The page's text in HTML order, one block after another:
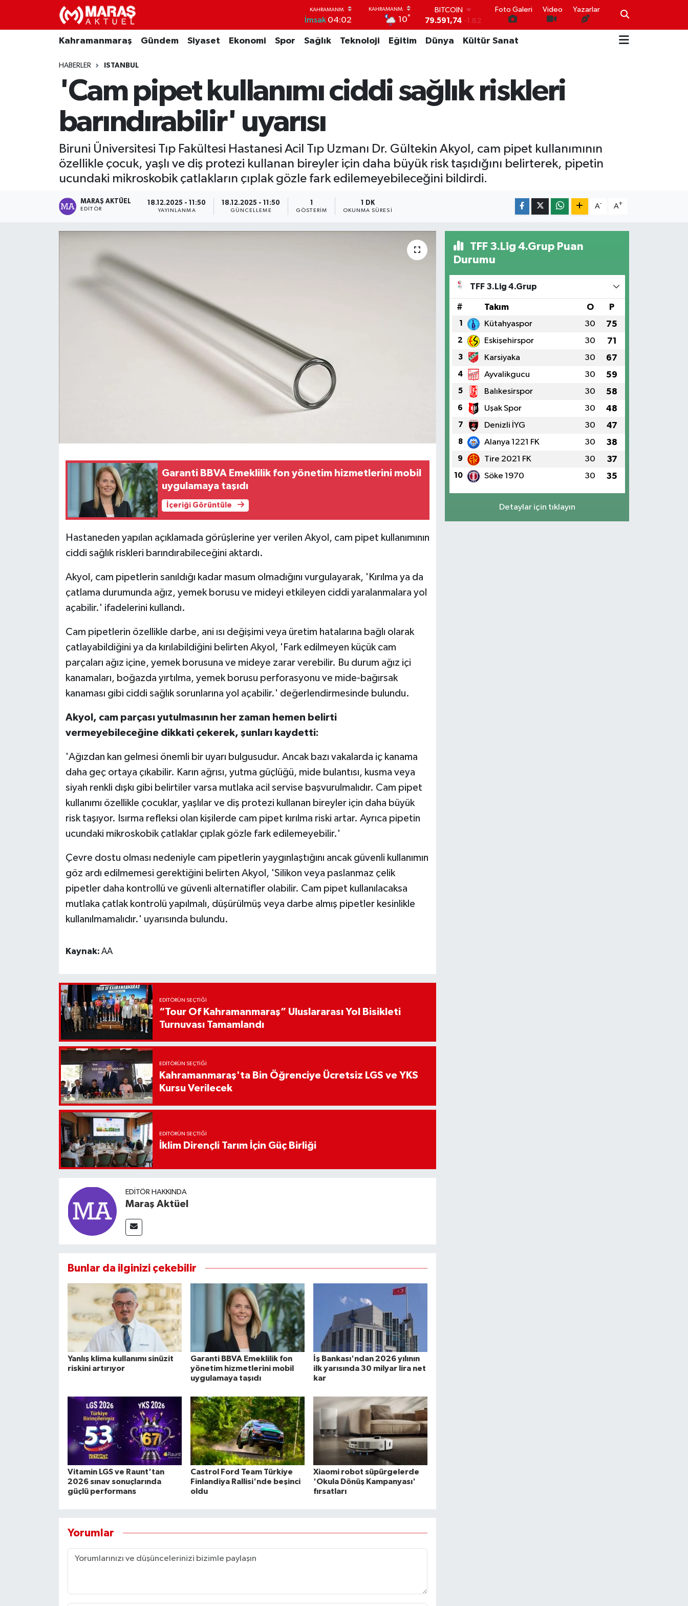
İmsak 04:02 10°
79.591,74
DOLAR
45,43620
0.02
EURO
61,60380
G.ALTIN
6862,09000 0.19
Foto Galeri Video Yazarlar
Kahramanmaraş Gündem Siyaset Ekonomi Spor Sağlık Teknoloji Eğitim Dünya Kültür Sanat
HABERLER ISTANBUL
'Cam pipet kullanımı ciddi sağlık riskleri
barındırabilir' uyarısı
Biruni Üniversitesi Tıp Fakültesi Hastanesi Acil Tıp Uzmanı Dr. Gültekin Akyol, cam pipet kullanımının
özellikle çocuk, yaşlı ve diş protezi kullanan bireyler için daha büyük risk taşıdığını belirterek, pipetin
ucundaki mikroskobik çatlakların çıplak gözle fark edilemeyebileceğini bildirdi.
MARAŞ AKTÜEL
EDITÖR
18.12.2025 - 11:50
YAYINLANMA
18.12.2025 - 11:50
GÜNCELLEME
1
GÖSTERIM
1 DK
OKUNMA SÜRESI
A- A+
Garanti BBVA Emeklilik fon yönetim hizmetlerini mobil
uygulamaya taşıdı
İçeriği Görüntüle
Hastaneden yapılan açıklamada görüşlerine yer verilen Akyol, cam pipet kullanımının
ciddi sağlık riskleri barındırabileceğini aktardı.
Akyol, cam pipetlerin sanıldığı kadar masum olmadığını vurgulayarak, 'Kırılma ya da
çatlama durumunda ağız, yemek borusu ve mideyi etkileyen ciddi yaralanmalara yol
açabilir.' ifadelerini kullandı.
Cam pipetlerin özellikle darbe, ani ısı değişimi veya üretim hatalarına bağlı olarak
çatlayabildiğini ya da kırılabildiğini belirten Akyol, 'Fark edilmeyen küçük cam
parçaları ağız içine, yemek borusuna ve mideye zarar verebilir. Bu durum ağız içi
kanamaları, boğazda yırtılma, yemek borusu perforasyonu ve mide-bağırsak
kanaması gibi ciddi sağlık sorunlarına yol açabilir.' değerlendirmesinde bulundu.
Akyol, cam parçası yutulmasının her zaman hemen belirti
vermeyebileceğine dikkati çekerek, şunları kaydetti:
'Ağızdan kan gelmesi önemli bir uyarı bulgusudur. Ancak bazı vakalarda iç kanama
daha geç ortaya çıkabilir. Karın ağrısı, yutma güçlüğü, mide bulantısı, kusma veya
siyah renkli dışkı gibi belirtiler varsa mutlaka acil servise başvurulmalıdır. Cam pipet
kullanımı özellikle çocuklar, yaşlılar ve diş protezi kullanan bireyler için daha büyük
risk taşıyor. Isırma refleksi olan kişilerde cam pipet kırılma riski artar. Ayrıca pipetin
ucundaki mikroskobik çatlaklar çıplak gözle fark edilemeyebilir.'
Çevre dostu olması nedeniyle cam pipetlerin yaygınlaştığını ancak güvenli kullanımın
göz ardı edilmemesi gerektiğini belirten Akyol, 'Silikon veya paslanmaz çelik
pipetler daha kontrollü ve güvenli alternatifler olabilir. Cam pipet kullanılacaksa
mutlaka çatlak kontrolü yapılmalı, düşürülmüş veya darbe almış pipetler kesinlikle
kullanılmamalıdır.' uyarısında bulundu.
Kaynak: AA
EDITÖRÜN SEÇTIĞI
“Tour Of Kahramanmaraş” Uluslararası Yol Bisikleti
Turnuvası Tamamlandı
EDITÖRÜN SEÇTIĞI
Kahramanmaraş'ta Bin Öğrenciye Ücretsiz LGS ve YKS
Kursu Verilecek
EDITÖRÜN SEÇTIĞI
İklim Dirençli Tarım İçin Güç Birliği
EDITÖR HAKKINDA
Maraş Aktüel
Bunlar da ilginizi çekebilir
Yanlış klima kullanımı sinüzit
riskini artırıyor
Garanti BBVA Emeklilik fon
yönetim hizmetlerini mobil
uygulamaya taşıdı
İş Bankası'ndan 2026 yılının
ilk yarısında 30 milyar lira net
kar
Vitamin LGS ve Raunt'tan
2026 sınav sonuçlarında
güçlü performans
Castrol Ford Team Türkiye
Finlandiya Rallisi'nde beşinci
oldu
Xiaomi robot süpürgelerde
'Okula Dönüş Kampanyası'
fırsatları
Yorumlar
TFF 3.Lig 4.Grup Puan
Durumu
TFF 3.Lig 4.Grup
# Takım O P
1 Kütahyaspor 30 75
2 Eskişehirspor 30 71
3 Karsiyaka 30 67
4 Ayvalikgucu 30 59
5 Balıkesirspor 30 58
6 Uşak Spor 30 48
7 Denizli İYG 30 47
8 Alanya 1221 FK 30 38
9 Tire 2021 FK 30 37
10 Söke 1970 30 35
Detaylar için tıklayın
Kahramanmaraş
Gündem
Nöbetçi Eczaneler
Hava Durumu
Namaz Vakitleri
Trafik Durumu
TFF 3.Lig 4.Grup Puan Durumu ve Fikstür
Tüm Manşetler